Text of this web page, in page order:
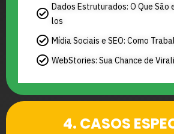
Dados Estruturados: O Que São
los
Mídia Sociais e SEO: Como
WebStories: Sua Chance de
4. CASOS